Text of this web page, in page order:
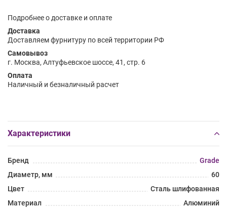
Подробнее о доставке и оплате
Доставка
Доставляем фурнитуру по всей территории РФ
Самовывоз
г. Москва, Алтуфьевское шоссе, 41, стр. 6
Оплата
Наличный и безналичный расчет
Характеристики
Бренд
Grade
Диаметр, мм
60
Цвет
Сталь шлифованная
Материал
Алюминий